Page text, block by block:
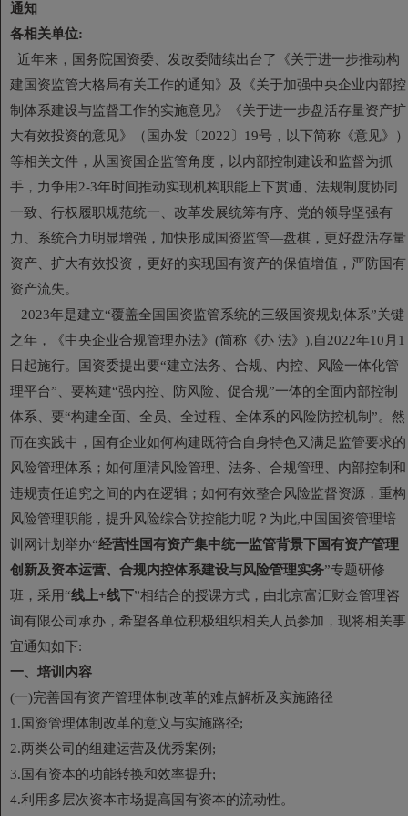
通知
各相关单位:
近年来，国务院国资委、发改委陆续出台了《关于进一步推动构
建国资监管大格局有关工作的通知》及《关于加强中央企业内部控
制体系建设与监督工作的实施意见》《关于进一步盘活存量资产扩
大有效投资的意见》（国办发〔2022〕19号，以下简称《意见》）
等相关文件，从国资国企监管角度，以内部控制建设和监督为抓
手，力争用2-3年时间推动实现机构职能上下贯通、法规制度协同
一致、行权履职规范统一、改革发展统筹有序、党的领导坚强有
力、系统合力明显增强，加快形成国资监管—盘棋，更好盘活存量
资产、扩大有效投资，更好的实现国有资产的保值增值，严防国有
资产流失。
2023年是建立“覆盖全国国资监管系统的三级国资规划体系”关键
之年，《中央企业合规管理办法》(简称《办 法》),自2022年10月1
日起施行。国资委提出要“建立法务、合规、内控、风险一体化管
理平台”、要构建“强内控、防风险、促合规”一体的全面内部控制
体系、要“构建全面、全员、全过程、全体系的风险防控机制”。然
而在实践中，国有企业如何构建既符合自身特色又满足监管要求的
风险管理体系；如何厘清风险管理、法务、合规管理、内部控制和
违规责任追究之间的内在逻辑；如何有效整合风险监督资源，重构
风险管理职能，提升风险综合防控能力呢？为此,中国国资管理培
训网计划举办“经营性国有资产集中统一监管背景下国有资产管理
创新及资本运营、合规内控体系建设与风险管理实务”专题研修
班，采用“线上+线下”相结合的授课方式，由北京富汇财金管理咨
询有限公司承办，希望各单位积极组织相关人员参加，现将相关事
宜通知如下:
一、培训内容
(一)完善国有资产管理体制改革的难点解析及实施路径
1.国资管理体制改革的意义与实施路径;
2.两类公司的组建运营及优秀案例;
3.国有资本的功能转换和效率提升;
4.利用多层次资本市场提高国有资本的流动性。